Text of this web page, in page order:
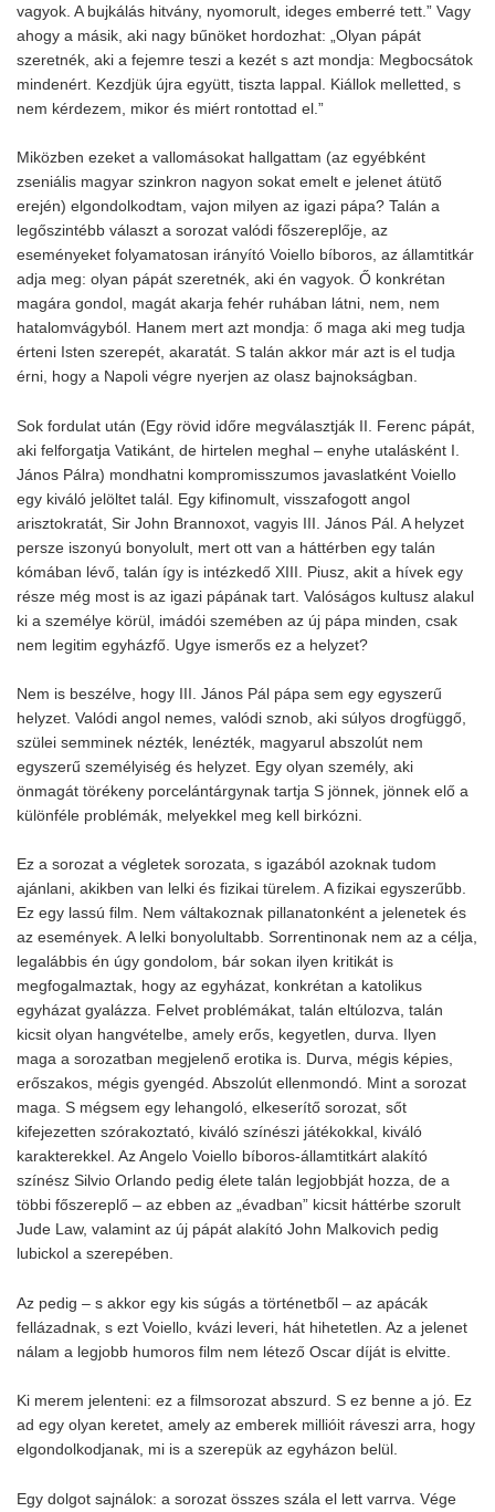
vagyok. A bujkálás hitvány, nyomorult, ideges emberré tett.” Vagy
ahogy a másik, aki nagy bűnöket hordozhat: „Olyan pápát
szeretnék, aki a fejemre teszi a kezét s azt mondja: Megbocsátok
mindenért. Kezdjük újra együtt, tiszta lappal. Kiállok melletted, s
nem kérdezem, mikor és miért rontottad el.”
Miközben ezeket a vallomásokat hallgattam (az egyébként
zseniális magyar szinkron nagyon sokat emelt e jelenet átütő
erején) elgondolkodtam, vajon milyen az igazi pápa? Talán a
legőszintébb választ a sorozat valódi főszereplője, az
eseményeket folyamatosan irányító Voiello bíboros, az államtitkár
adja meg: olyan pápát szeretnék, aki én vagyok. Ő konkrétan
magára gondol, magát akarja fehér ruhában látni, nem, nem
hatalomvágyból. Hanem mert azt mondja: ő maga aki meg tudja
érteni Isten szerepét, akaratát. S talán akkor már azt is el tudja
érni, hogy a Napoli végre nyerjen az olasz bajnokságban.
Sok fordulat után (Egy rövid időre megválasztják II. Ferenc pápát,
aki felforgatja Vatikánt, de hirtelen meghal – enyhe utalásként I.
János Pálra) mondhatni kompromisszumos javaslatként Voiello
egy kiváló jelöltet talál. Egy kifinomult, visszafogott angol
arisztokratát, Sir John Brannoxot, vagyis III. János Pál. A helyzet
persze iszonyú bonyolult, mert ott van a háttérben egy talán
kómában lévő, talán így is intézkedő XIII. Piusz, akit a hívek egy
része még most is az igazi pápának tart. Valóságos kultusz alakul
ki a személye körül, imádói szemében az új pápa minden, csak
nem legitim egyházfő. Ugye ismerős ez a helyzet?
Nem is beszélve, hogy III. János Pál pápa sem egy egyszerű
helyzet. Valódi angol nemes, valódi sznob, aki súlyos drogfüggő,
szülei semminek nézték, lenézték, magyarul abszolút nem
egyszerű személyiség és helyzet. Egy olyan személy, aki
önmagát törékeny porcelántárgynak tartja S jönnek, jönnek elő a
különféle problémák, melyekkel meg kell birkózni.
Ez a sorozat a végletek sorozata, s igazából azoknak tudom
ajánlani, akikben van lelki és fizikai türelem. A fizikai egyszerűbb.
Ez egy lassú film. Nem váltakoznak pillanatonként a jelenetek és
az események. A lelki bonyolultabb. Sorrentinonak nem az a célja,
legalábbis én úgy gondolom, bár sokan ilyen kritikát is
megfogalmaztak, hogy az egyházat, konkrétan a katolikus
egyházat gyalázza. Felvet problémákat, talán eltúlozva, talán
kicsit olyan hangvételbe, amely erős, kegyetlen, durva. Ilyen
maga a sorozatban megjelenő erotika is. Durva, mégis képies,
erőszakos, mégis gyengéd. Abszolút ellenmondó. Mint a sorozat
maga. S mégsem egy lehangoló, elkeserítő sorozat, sőt
kifejezetten szórakoztató, kiváló színészi játékokkal, kiváló
karakterekkel. Az Angelo Voiello bíboros-államtitkárt alakító
színész Silvio Orlando pedig élete talán legjobbját hozza, de a
többi főszereplő – az ebben az „évadban” kicsit háttérbe szorult
Jude Law, valamint az új pápát alakító John Malkovich pedig
lubickol a szerepében.
Az pedig – s akkor egy kis súgás a történetből – az apácák
fellázadnak, s ezt Voiello, kvázi leveri, hát hihetetlen. Az a jelenet
nálam a legjobb humoros film nem létező Oscar díját is elvitte.
Ki merem jelenteni: ez a filmsorozat abszurd. S ez benne a jó. Ez
ad egy olyan keretet, amely az emberek millióit ráveszi arra, hogy
elgondolkodjanak, mi is a szerepük az egyházon belül.
Egy dolgot sajnálok: a sorozat összes szála el lett varrva. Vége